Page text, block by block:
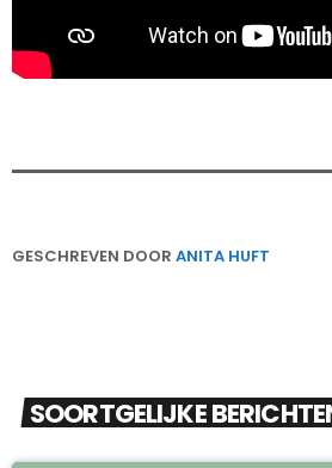
GESCHREVEN DOOR ANITA HUFT
SOORTGELIJKE